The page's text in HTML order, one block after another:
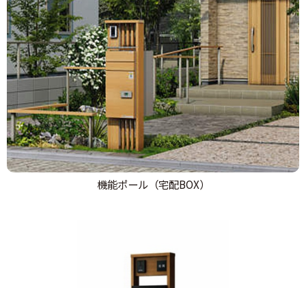
機能ポール（宅配BOX）